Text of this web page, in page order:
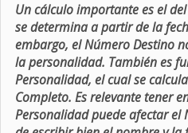
Un cálculo importante es el
se determina a partir de la
embargo, el Número Destino
la personalidad. También es
Personalidad, el cual se
Completo. Es relevante tener
Personalidad puede afectar el